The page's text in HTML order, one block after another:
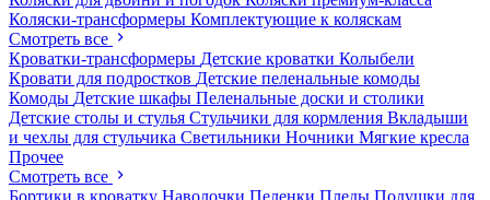
Коляски-трансформеры Комплектующие к коляскам
Смотреть все
Кроватки-трансформеры Детские кроватки Колыбели
Кровати для подростков Детские пеленальные комоды
Комоды Детские шкафы Пеленальные доски и столики
Детские столы и стулья Стульчики для кормления Вкладыши
и чехлы для стульчика Светильники Ночники Мягкие кресла
Прочее
Смотреть все
Бортики в кроватку Наволочки Пеленки Пледы Подушки для